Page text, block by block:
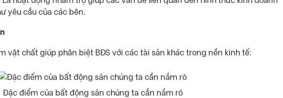
yêu cầu của các bên.
vật chất giúp phân biệt BĐS với các tài sản khác trong nền kinh tế:
Đặc điểm của bất động sản chúng ta cần nắm rõ